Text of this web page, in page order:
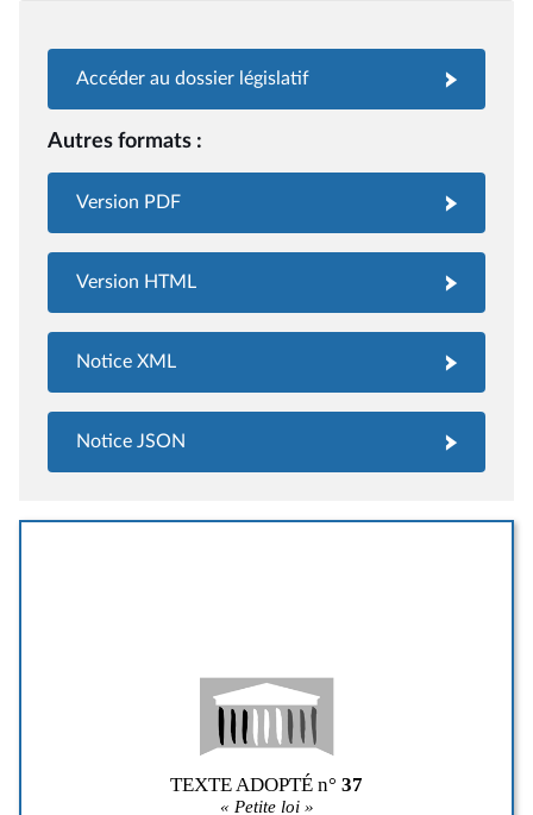
Accéder au dossier législatif
Autres formats :
Version PDF
Version HTML
Notice XML
Notice JSON